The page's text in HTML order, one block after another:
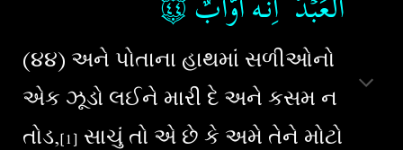
(૪૪) અને પોતાના હાથમાં સળીઓનો
એક ઝૂડો લઈને મારી દે અને કસમ ન
તોડ,[1] સાચું તો એ છે કે અમે તેને મોટો